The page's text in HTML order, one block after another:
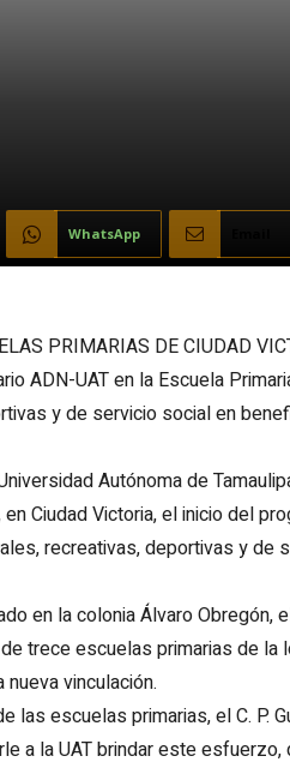
WhatsApp
PRIMARIAS DE CIUDAD
ADN-UAT en la Escuela
y de servicio social en
Autónoma de
Ciudad Victoria, el inicio del
recreativas, deportivas y de
en la colonia Álvaro Obregón,
trece escuelas primarias de la
vinculación.
las escuelas primarias, el C. P.
a la UAT brindar este esfuerzo,